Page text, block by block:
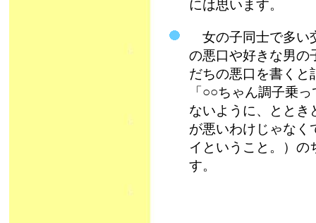
には思います。
女の子同士で多い
の悪口や好きな男の
だちの悪口を書くと
「○○ちゃん調子乗
ないように、ととき
が悪いわけじゃなく
イということ。）の
す。